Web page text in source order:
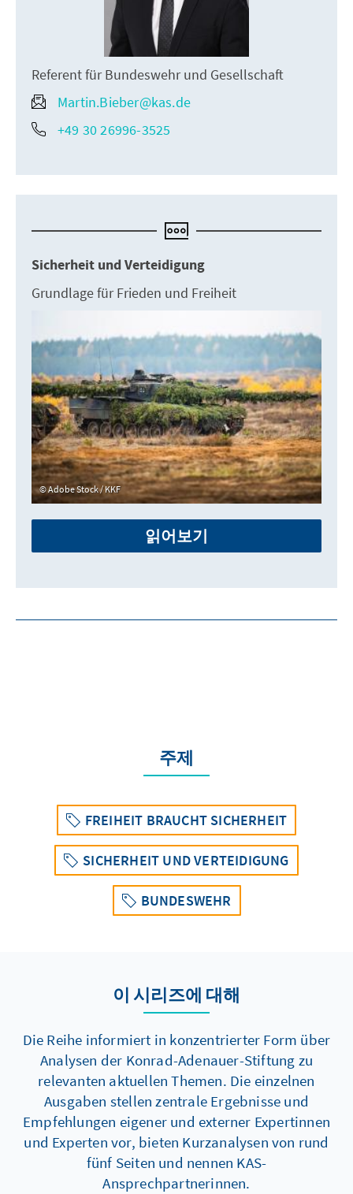
Referent für Bundeswehr und Gesellschaft
Martin.Bieber@kas.de
+49 30 26996-3525
Sicherheit und Verteidigung
Grundlage für Frieden und Freiheit
Adobe Stock / KKF
읽어보기
주제
FREIHEIT BRAUCHT SICHERHEIT
SICHERHEIT UND VERTEIDIGUNG
BUNDESWEHR
이 시리즈에 대해
Die Reihe informiert in konzentrierter Form über
Analysen der Konrad-Adenauer-Stiftung zu
relevanten aktuellen Themen. Die einzelnen
Ausgaben stellen zentrale Ergebnisse und
Empfehlungen eigener und externer Expertinnen
und Experten vor, bieten Kurzanalysen von rund
fünf Seiten und nennen KAS-
Ansprechpartnerinnen.